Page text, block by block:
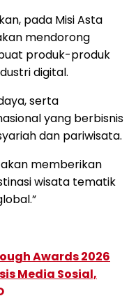
pada Misi Asta
mendorong
produk-produk
digital.
serta
yang berbisnis
dan pariwisata.
memberikan
wisata tematik
Awards 2026
Media Sosial,